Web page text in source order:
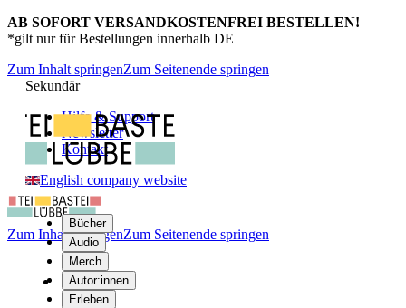
AB SOFORT VERSANDKOSTENFREI BESTELLEN!
*gilt nur für Bestellungen innerhalb DE
Zum Inhalt springenZum Seitenende springen
Sekundär
Hilfe & Support
Newsletter
Kontakt
English company website
Bücher
Audio
Merch
Autor:innen
Erleben
Zum Inhalt springenZum Seitenende springen